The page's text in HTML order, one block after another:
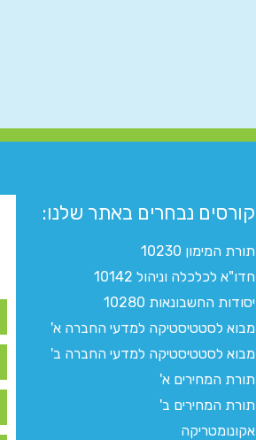
קורסים נבחרים באתר שלנו:​
תורת המימון 10230
חדו"א לכלכלה וניהול 10142
יסודות החשבונאות 10280
מבוא לסטטיסטיקה למדעי החברה א'
מבוא לסטטיסטיקה למדעי החברה ב'
תורת המחירים א'
תורת המחירים ב'
אקונומטריקה